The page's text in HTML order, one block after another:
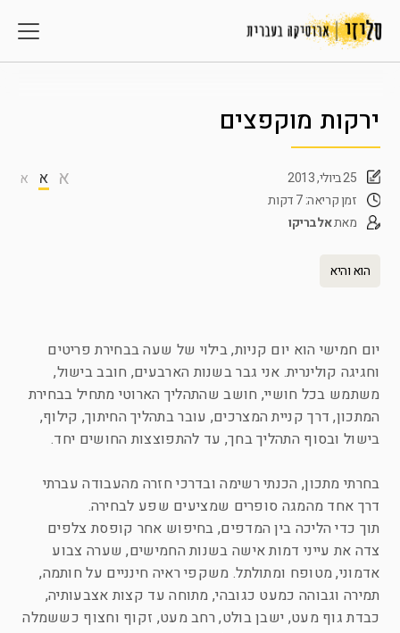
ירקות מוקפצים
א א א
25 ביולי, 2013
זמן קריאה: 7 דקות
מאתאלבריקו
הוא והיא
יום חמישי הוא יום קניות, בילוי של שעה בבחירת פריטים
וחגיגה קולינרית. אני גבר בשנות הארבעים, חובב בישול,
משתמש בכל חושיי, חושב שהתהליך הארוטי מתחיל בבחירת
המתכון, דרך קניית המצרכים, עובר בתהליך החיתוך, קילוף,
בישול ובסוף התהליך בחך, עד להתפוצצות החושים יחד.
בחרתי מתכון, הכנתי רשימה ובדרכי חזרה מהעבודה עברתי
דרך אחד מהמגה סופרים שמציעים שפע לבחירה.
תוך כדי הליכה בין המדפים, בחיפוש אחר קופסת צלפים
צדה את עייני דמות אישה בשנות החמישים, שערה צבוע
אדמוני, מטופח ומתולתל. משקפי ראיה חינניים על חותמה,
תמירה וגבוהה כמעט כגובהי, מתוחה עד קצות אצבעותיה,
כבדת גוף מעט, ישבן בולט, רחב מעט, זקוף וחצוף כששמלה